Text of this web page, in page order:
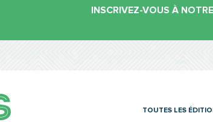
INSCRIVEZ-VOUS À
TOUTES LES